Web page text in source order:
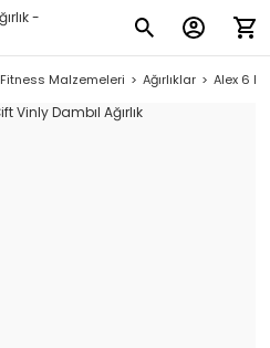
Fitness Malzemeleri Ağırlıklar Alex 6